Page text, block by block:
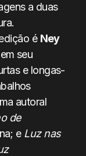
a duas
é Ney
seu
e longas-
autoral
de
e Luz nas